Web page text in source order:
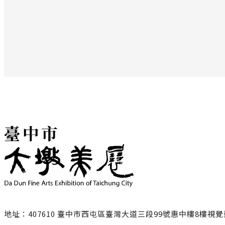
地址：407610 臺中市西屯區臺灣大道三段99號惠中樓8樓視